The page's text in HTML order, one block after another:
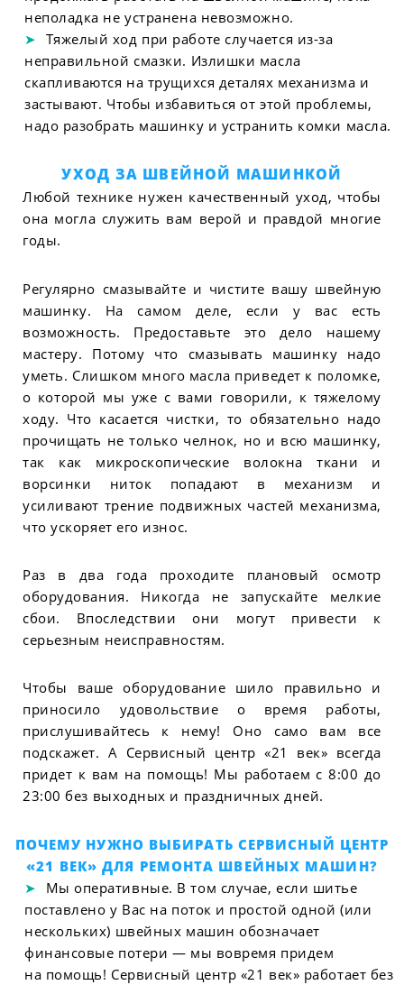
неполадка не устранена невозможно.
Тяжелый ход при работе случается из-за
неправильной смазки. Излишки масла
скапливаются на трущихся деталях механизма и
застывают. Чтобы избавиться от этой проблемы,
надо разобрать машинку и устранить комки масла.
УХОД ЗА ШВЕЙНОЙ МАШИНКОЙ
Любой технике нужен качественный уход, чтобы
она могла служить вам верой и правдой многие
годы.
Регулярно смазывайте и чистите вашу швейную
машинку. На самом деле, если у вас есть
возможность. Предоставьте это дело нашему
мастеру. Потому что смазывать машинку надо
уметь. Слишком много масла приведет к поломке,
о которой мы уже с вами говорили, к тяжелому
ходу. Что касается чистки, то обязательно надо
прочищать не только челнок, но и всю машинку,
так как микроскопические волокна ткани и
ворсинки ниток попадают в механизм и
усиливают трение подвижных частей механизма,
что ускоряет его износ.
Раз в два года проходите плановый осмотр
оборудования. Никогда не запускайте мелкие
сбои. Впоследствии они могут привести к
серьезным неисправностям.
Чтобы ваше оборудование шило правильно и
приносило удовольствие о время работы,
прислушивайтесь к нему! Оно само вам все
подскажет. А Сервисный центр «21 век» всегда
придет к вам на помощь! Мы работаем с 8:00 до
23:00 без выходных и праздничных дней.
ПОЧЕМУ НУЖНО ВЫБИРАТЬ СЕРВИСНЫЙ ЦЕНТР
«21 ВЕК» ДЛЯ РЕМОНТА ШВЕЙНЫХ МАШИН?
Мы оперативные. В том случае, если шитье
поставлено у Вас на поток и простой одной (или
нескольких) швейных машин обозначает
финансовые потери — мы вовремя придем
на помощь! Сервисный центр «21 век» работает без